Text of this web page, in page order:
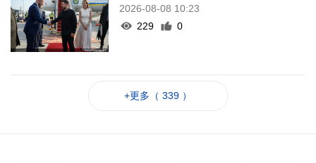
2026-08-08 10:23
229
0
+更多（ 339 ）